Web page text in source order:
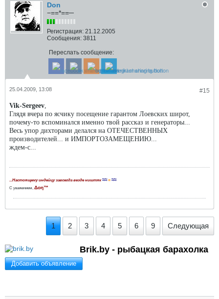
Don
−==*==─
Регистрация: 21.12.2005
Сообщения: 3811
Переслать сообщение:
#15
25.04.2009, 13:08
Vik-Sergeev
Глядя вчера по ясчику посещение гарантом Лоевских широт,
почему-то вспоминался именно твой рассказ и генераторы...
Весь упор дихторами делался на ОТЕЧЕСТВЕННЫХ
производителей... и ИМПОРТОЗАМЕЩЕНИЮ...
ждем-с...
...Настоящему индейцу завсегда везде ништяк≈≈☼≈≈
С уважением, Δοη™
1 2 3 4 5 6 9 Следующая
Brik.by - рыбацкая барахолка
Добавить объявление